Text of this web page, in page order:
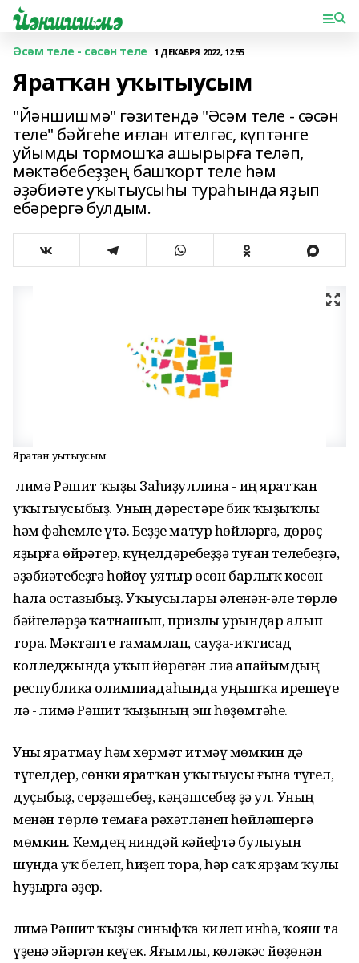
Әсәм теле - сәсән теле 1 ДЕКАБРЯ 2022, 12:55
Яратҡан уҡытыусым
"Йәншишмә" гәзитендә "Әсәм теле - сәсән
теле" бәйгеһе иғлан ителгәс, күптәнге
уйымды тормошҡа ашырырға теләп,
мәктәбебеҙҙең башҡорт теле һәм
әҙәбиәте уҡытыусыһы тураһында яҙып
ебәрергә булдым.
Яратҡан уҡытыусым
Әлимә Рәшит ҡыҙы Заһиҙуллина - иң яратҡан
уҡытыусыбыҙ. Уның дәрестәре бик ҡыҙыҡлы
һәм фәһемле үтә. Беҙҙе матур һөйләргә, дөрөҫ
яҙырға өйрәтер, күңелдәребеҙҙә туған телебеҙгә,
әҙәбиәтебеҙгә һөйөү уятыр өсөн барлыҡ көсөн
һала остазыбыҙ. Уҡыусылары әленән-әле төрлө
бәйгеләрҙә ҡатнашып, призлы урындар алып
тора. Мәктәпте тамамлап, сауҙа-иҡтисад
колледжында уҡып йөрөгән Әлиә апайымдың
республика олимпиадаһында уңышҡа ирешеүе
лә - Әлимә Рәшит ҡыҙының эш һөҙөмтәһе.
Уны яратмау һәм хөрмәт итмәү мөмкин дә
түгелдер, сөнки яратҡан уҡытыусы ғына түгел,
дуҫыбыҙ, серҙәшебеҙ, кәңәшсебеҙ ҙә ул. Уның
менән төрлө темаға рәхәтләнеп һөйләшергә
мөмкин. Кемдең ниндәй кәйефтә булыуын
шунда уҡ белеп, һиҙеп тора, һәр саҡ ярҙам ҡулы
һуҙырға әҙер.
Әлимә Рәшит ҡыҙы синыфҡа килеп инһә, ҡояш та
үҙенә эйәргән кеүек. Яғымлы, көләкәс йөҙөнән